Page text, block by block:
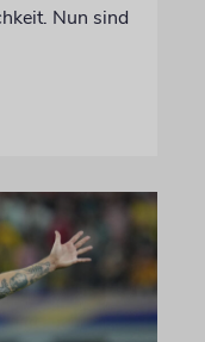
Nun sind